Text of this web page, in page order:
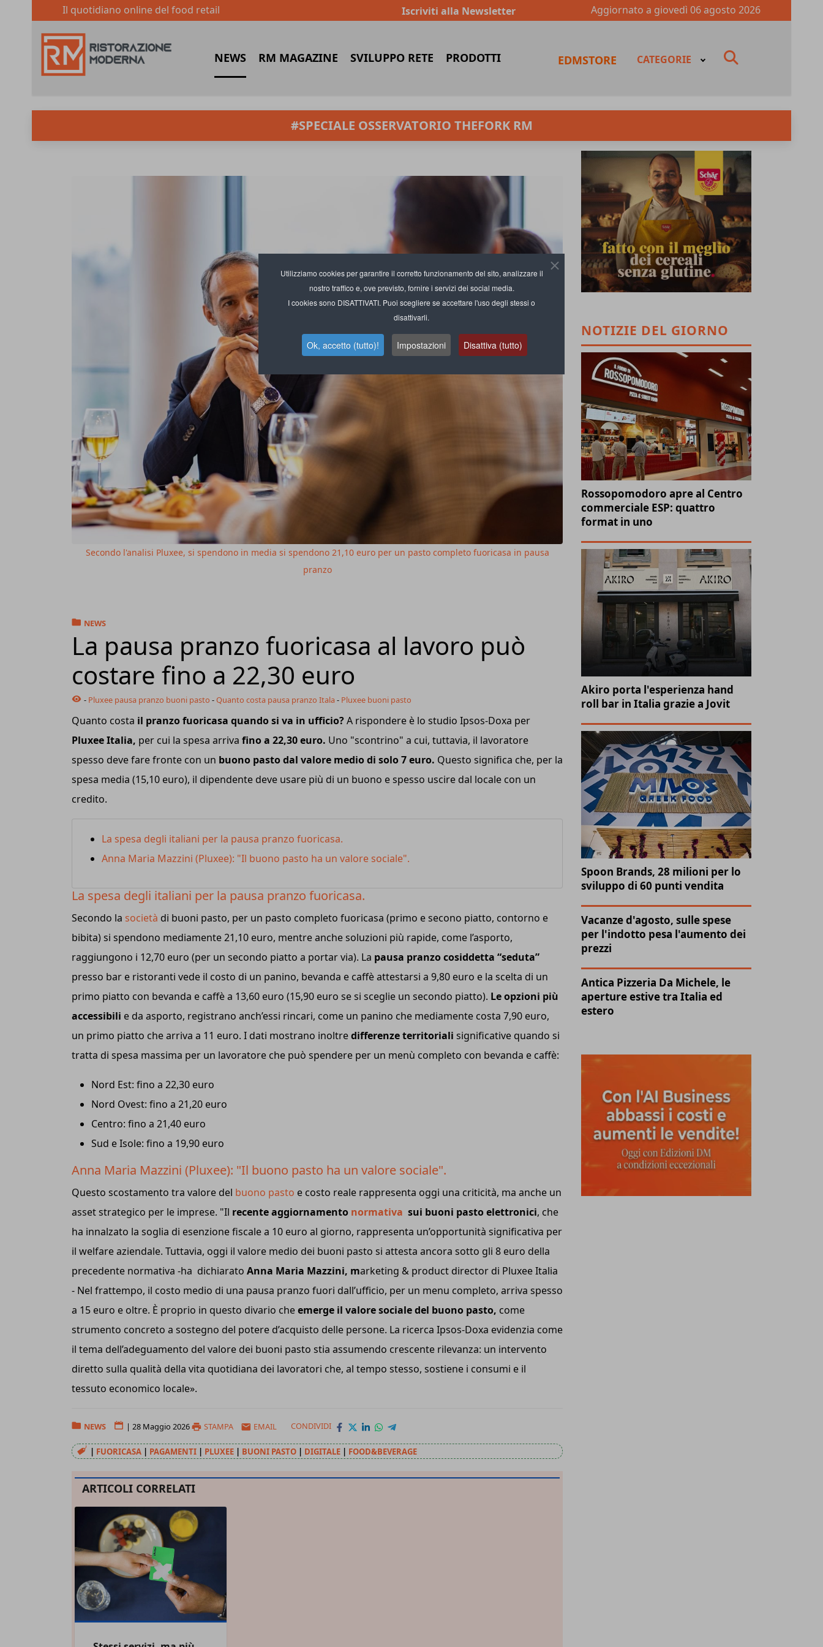
Utilizziamo cookies per garantire il corretto funzionamento del sito, analizzare il
nostro traffico e, ove previsto, fornire i servizi dei social media.
I cookies sono DISATTIVATI. Puoi scegliere se accettare l'uso degli stessi o
disattivarli.
Ok, accetto (tutto)! Impostazioni Disattiva (tutto)
Il quotidiano online del food retail Iscriviti alla Newsletter Aggiornato a giovedì 06 agosto 2026
NEWS RM MAGAZINE SVILUPPO RETE PRODOTTI EDMSTORE CATEGORIE
#SPECIALE OSSERVATORIO THEFORK RM
Secondo l'analisi Pluxee, si spendono in media si spendono 21,10 euro per un pasto completo fuoricasa in pausa
pranzo
NEWS
La pausa pranzo fuoricasa al lavoro può
costare fino a 22,30 euro
- Pluxee pausa pranzo buoni pasto -Quanto costa pausa pranzo Itala - Pluxee buoni pasto
Quanto costa il pranzo fuoricasa quando si va in ufficio?A rispondere è lo studio Ipsos-Doxa per
Pluxee Italia, per cui la spesa arriva fino a 22,30 euro. Uno "scontrino" a cui, tuttavia, il lavoratore
spesso deve fare fronte con un buono pasto dal valore medio di solo 7 euro. Questo significa che, per la
spesa media (15,10 euro), il dipendente deve usare più di un buono e spesso uscire dal locale con un
credito.
La spesa degli italiani per la pausa pranzo fuoricasa.
Anna Maria Mazzini (Pluxee): "Il buono pasto ha un valore sociale".
La spesa degli italiani per la pausa pranzo fuoricasa.
Secondo la società di buoni pasto, per un pasto completo fuoricasa (primo e secono piatto, contorno e
bibita) si spendono mediamente 21,10 euro, mentre anche soluzioni più rapide, come l’asporto,
raggiungono i 12,70 euro (per un secondo piatto a portar via). La pausa pranzo cosiddetta “seduta”
presso bar e ristoranti vede il costo di un panino, bevanda e caffè attestarsi a 9,80 euro e la scelta di un
primo piatto con bevanda e caffè a 13,60 euro (15,90 euro se si sceglie un secondo piatto). Le opzioni più
accessibili e da asporto, registrano anch’essi rincari, come un panino che mediamente costa 7,90 euro,
un primo piatto che arriva a 11 euro. I dati mostrano inoltredifferenze territoriali significative quando si
tratta di spesa massima per un lavoratore che può spendere per un menù completo con bevanda e caffè:
Nord Est: fino a 22,30 euro
Nord Ovest: fino a 21,20 euro
Centro: fino a 21,40 euro
Sud e Isole: fino a 19,90 euro
Anna Maria Mazzini (Pluxee): "Il buono pasto ha un valore sociale".
Questo scostamento tra valore del buono pasto e costo reale rappresenta oggi una criticità, ma anche un
asset strategico per le imprese. "Il recente aggiornamento normativa sui buoni pasto elettronici, che
ha innalzato la soglia di esenzione fiscale a 10 euro al giorno, rappresenta un’opportunità significativa per
il welfare aziendale. Tuttavia, oggi il valore medio dei buoni pasto si attesta ancora sotto gli 8 euro della
precedente normativa -ha dichiarato Anna Maria Mazzini, marketing & product director di Pluxee Italia
- Nel frattempo, il costo medio di una pausa pranzo fuori dall’ufficio, per un menu completo, arriva spesso
a 15 euro e oltre. È proprio in questo divario cheemerge il valore sociale del buono pasto, come
strumento concreto a sostegno del potere d’acquisto delle persone. La ricerca Ipsos-Doxa evidenzia come
il tema dell’adeguamento del valore dei buoni pasto stia assumendo crescente rilevanza: un intervento
diretto sulla qualità della vita quotidiana dei lavoratori che, al tempo stesso, sostiene i consumi e il
tessuto economico locale».
NEWS | 28 Maggio 2026 STAMPA EMAIL CONDIVIDI
| FUORICASA | PAGAMENTI | PLUXEE | BUONI PASTO | DIGITALE | FOOD&BEVERAGE
ARTICOLI CORRELATI
NOTIZIE DEL GIORNO
Rossopomodoro apre al Centro
commerciale ESP: quattro
format in uno
Akiro porta l'esperienza hand
roll bar in Italia grazie a Jovit
Spoon Brands, 28 milioni per lo
sviluppo di 60 punti vendita
Vacanze d'agosto, sulle spese
per l'indotto pesa l'aumento dei
prezzi
Antica Pizzeria Da Michele, le
aperture estive tra Italia ed
estero